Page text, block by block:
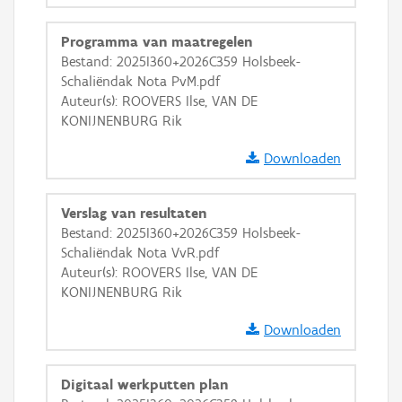
Programma van maatregelen
Bestand: 2025I360+2026C359 Holsbeek-
Schaliëndak Nota PvM.pdf
Auteur(s): ROOVERS Ilse, VAN DE
KONIJNENBURG Rik
Downloaden
Verslag van resultaten
Bestand: 2025I360+2026C359 Holsbeek-
Schaliëndak Nota VvR.pdf
Auteur(s): ROOVERS Ilse, VAN DE
KONIJNENBURG Rik
Downloaden
Digitaal werkputten plan